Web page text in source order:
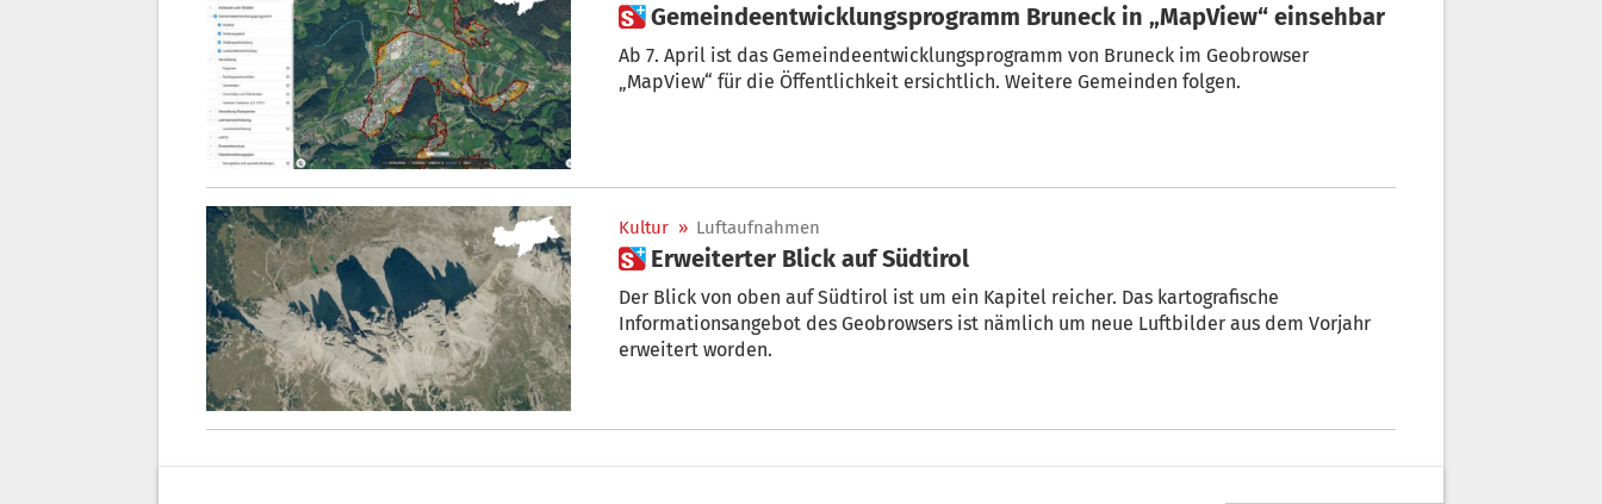
 Gemeindeentwicklungsprogramm Bruneck in „MapView“ einsehbar
Ab 7. April ist das Gemeindeentwicklungsprogramm von Bruneck im Geobrowser
„MapView“ für die Öffentlichkeit ersichtlich. Weitere Gemeinden folgen.
Kultur » Luftaufnahmen
 Erweiterter Blick auf Südtirol
Der Blick von oben auf Südtirol ist um ein Kapitel reicher. Das kartografische
Informationsangebot des Geobrowsers ist nämlich um neue Luftbilder aus dem Vorjahr
erweitert worden.